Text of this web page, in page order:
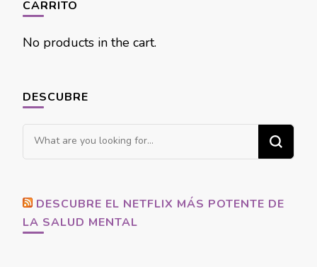
CARRITO
No products in the cart.
DESCUBRE
Looking
for
DESCUBRE EL NETFLIX MÁS POTENTE DE
LA SALUD MENTAL